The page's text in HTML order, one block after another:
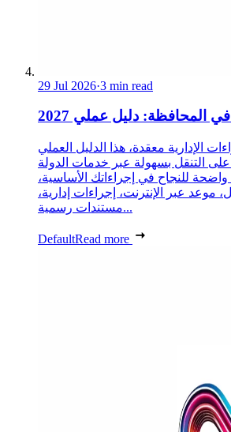
29 Jul 2026·3 min read
المحافظة: دليل عملي 2027
الإدارية معقدة، هذا الدليل العملي
على التنقل بسهولة عبر خدمات الدولة
للنجاح في إجراءاتك الأساسية،
عبر الإنترنت، إجراءات إدارية،
مستندات رسمية...
DefaultRead more